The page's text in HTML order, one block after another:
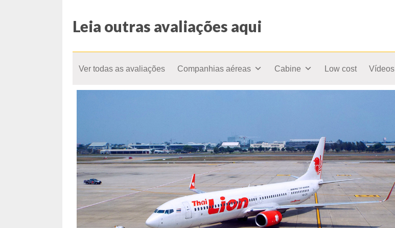
Leia outras avaliações aqui
Ver todas as avaliações Companhias aéreas Cabine Low cost Vídeos